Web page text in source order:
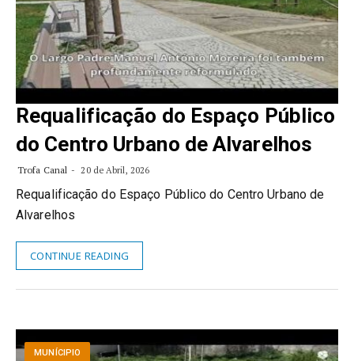
Requalificação do Espaço Público
do Centro Urbano de Alvarelhos
Trofa Canal 20 de Abril, 2026
Requalificação do Espaço Público do Centro Urbano de
Alvarelhos
CONTINUE READING
MUNÍCIPIO